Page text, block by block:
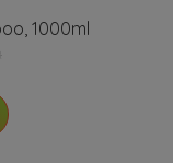
1000ml